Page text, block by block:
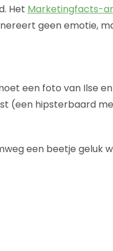
Het Marketingfacts-
geen emotie,
een foto van Ilse
(een hipsterbaard
een beetje geluk